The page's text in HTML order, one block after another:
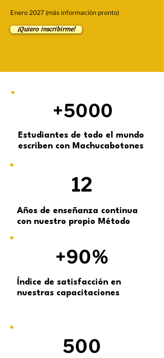
Enero 2027 (más información pronto)
¡Quiero inscribirme!
+5000
Estudiantes de todo el mundo
escriben con Machucabotones
12
Años de enseñanza continua
con nuestro propio Método
+90%
Índice de satisfacción en
nuestras capacitaciones
500